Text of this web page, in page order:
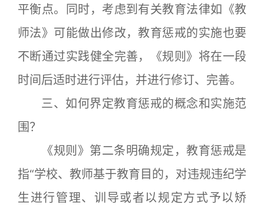
平衡点。同时，考虑到有关教育法律如《教
师法》可能做出修改，教育惩戒的实施也要
不断通过实践健全完善，《规则》将在一段
时间后适时进行评估，并进行修订、完善。
三、如何界定教育惩戒的概念和实施范
围？
《规则》第二条明确规定，教育惩戒是
指“学校、教师基于教育目的，对违规违纪学
生进行管理、训导或者以规定方式予以矫